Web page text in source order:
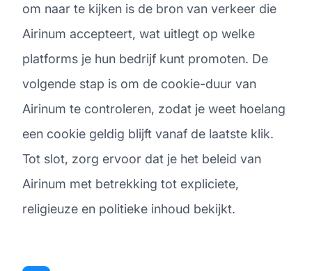
om naar te kijken is de bron van verkeer die
Airinum accepteert, wat uitlegt op welke
platforms je hun bedrijf kunt promoten. De
volgende stap is om de cookie-duur van
Airinum te controleren, zodat je weet hoelang
een cookie geldig blijft vanaf de laatste klik.
Tot slot, zorg ervoor dat je het beleid van
Airinum met betrekking tot expliciete,
religieuze en politieke inhoud bekijkt.